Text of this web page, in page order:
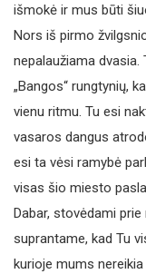
išmokė ir mus būti
Nors iš pirmo
nepalaužiama
„Bangos“ rungtynių,
vienu ritmu. Tu esi
vasaros dangus
esi ta vėsi ramybė
visas šio miesto
Dabar, stovėdami
suprantame, kad Tu
kurioje mums